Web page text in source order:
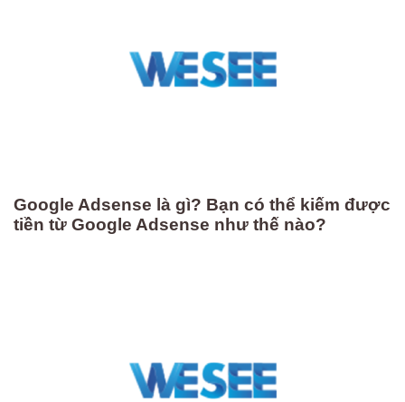
Google Adsense là gì? Bạn có thể kiếm được
tiền từ Google Adsense như thế nào?